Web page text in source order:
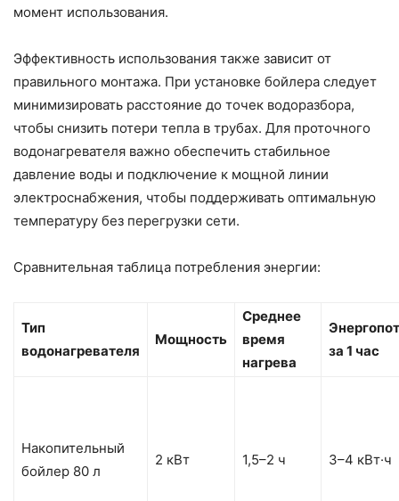
момент использования.
Эффективность использования также зависит от
правильного монтажа. При установке бойлера следует
минимизировать расстояние до точек водоразбора,
чтобы снизить потери тепла в трубах. Для проточного
водонагревателя важно обеспечить стабильное
давление воды и подключение к мощной линии
электроснабжения, чтобы поддерживать оптимальную
температуру без перегрузки сети.
Сравнительная таблица потребления энергии:
Тип
водонагревателя
Мощность
Среднее
время
нагрева
за 1 час
Накопительный
бойлер 80 л
2 кВт 1,5–2 ч 3–4 кВт·ч